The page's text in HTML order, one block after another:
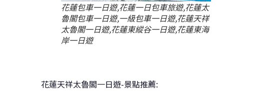
花蓮包車一日遊,花蓮一日包車旅遊,花蓮太
魯閣包車一日遊,一級包車一日遊,花蓮天祥
太魯閣一日遊,花蓮東縱谷一日遊,花蓮東海
岸一日遊
花蓮天祥太魯閣一日遊-景點推薦: